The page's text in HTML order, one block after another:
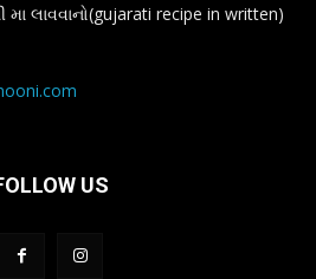
લાવવાનો(gujarati recipe in written)
US